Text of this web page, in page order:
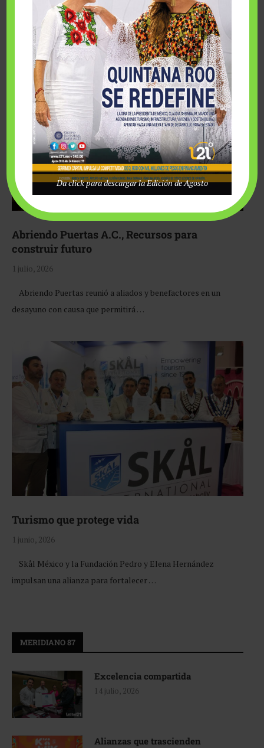
Fairmont Mayakoba y Make-A-Wish México unieron
esfuerzos para hacer realidad el deseo de una …
Abriendo Puertas A.C., Recursos para
construir futuro
1 julio, 2026
Abriendo Puertas reunió a aliados y benefactores en un
desayuno con causa que permitirá …
Turismo que protege vida
1 junio, 2026
Skål México y la Fundación Pedro y Elena Hernández
impulsan una alianza para fortalecer …
MERIDIANO 87
Excelencia compartida
14 julio, 2026
Alianzas que trascienden
Da click para descargar la Edición de Agosto